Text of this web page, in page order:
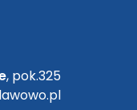
, pok.325